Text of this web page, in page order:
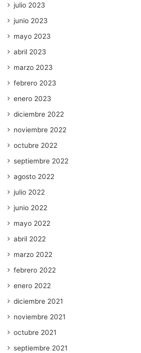
julio 2023
junio 2023
mayo 2023
abril 2023
marzo 2023
febrero 2023
enero 2023
diciembre 2022
noviembre 2022
octubre 2022
septiembre 2022
agosto 2022
julio 2022
junio 2022
mayo 2022
abril 2022
marzo 2022
febrero 2022
enero 2022
diciembre 2021
noviembre 2021
octubre 2021
septiembre 2021